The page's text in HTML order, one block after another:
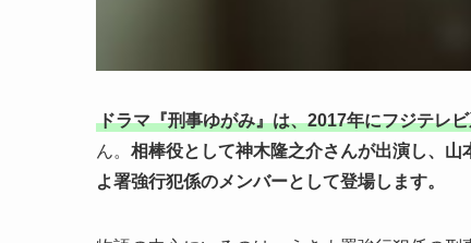
ドラマ『刑事ゆがみ』は、2017年にフジテレ
ん。 相棒役として神木隆之介さんが出演し、
よ署強行犯係のメンバーとして登場します。